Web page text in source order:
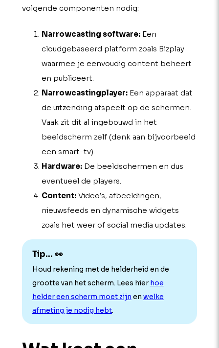
volgende componenten nodig:
Narrowcasting software:Een
cloudgebaseerd platform zoals Bizplay
waarmee je eenvoudig content beheert
en publiceert.
Narrowcastingplayer:Een apparaat dat
de uitzending afspeelt op de schermen.
Vaak zit dit al ingebouwd in het
beeldscherm zelf (denk aan bijvoorbeeld
een smart-tv).
Hardware:De beeldschermen en dus
eventueel de players.
Content:Video’s, afbeeldingen,
nieuwsfeeds en dynamische widgets
zoals het weer of social media updates.
Tip... 👀
Houd rekening met de helderheid en de
grootte van het scherm. Lees hier hoe
helder een scherm moet zijn en welke
afmeting je nodig hebt.